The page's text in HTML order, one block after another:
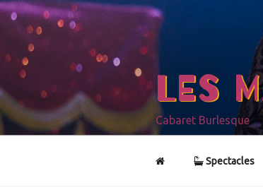
Aller
contenu
principal
LES
Cabaret Burlesque
Spectacles